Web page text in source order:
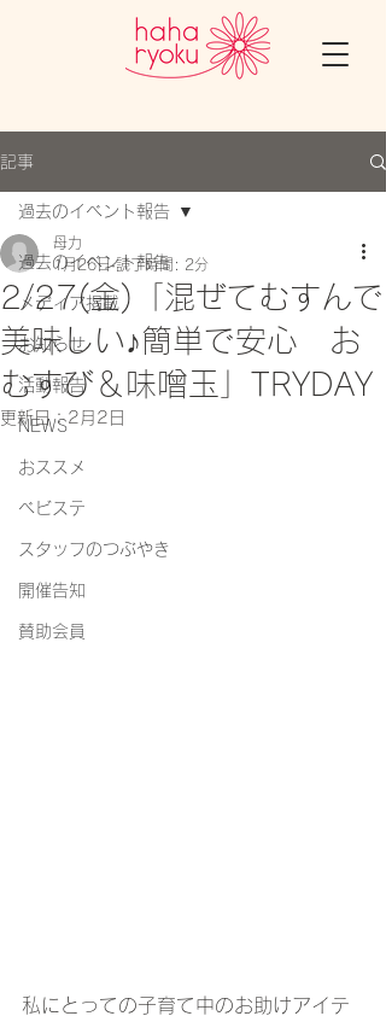
記事
過去のイベント報告
メディア掲載
お知らせ
活動報告
NEWS
おススメ
ベビステ
スタッフのつぶやき
開催告知
賛助会員
過去のイベント報告
2/27(金)「混ぜてむすんで
美味しい♪簡単で安心 お
むすび＆味噌玉」TRYDAY
母力
1月26日 読了時間: 2分
更新日：2月2日
私にとっての子育て中のお助けアイテ